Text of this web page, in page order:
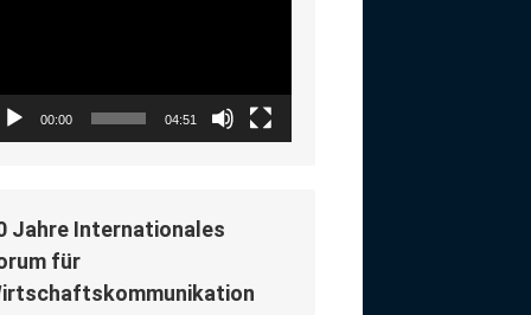
00:00 04:51
Jahre Internationales
für